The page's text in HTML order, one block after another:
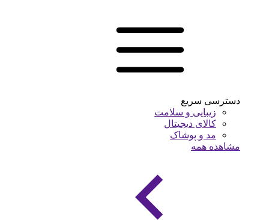
دسترسی سریع
زیبایی و سلامت
کالای دیجیتال
مد و پوشاک
مشاهده همه